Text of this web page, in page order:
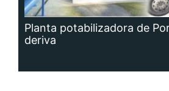
Planta potabilizadora de
deriva